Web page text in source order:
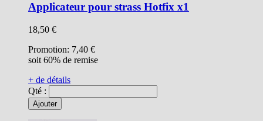
Applicateur pour strass Hotfix x1
18,50 €
Promotion: 7,40 €
soit 60% de remise
+ de détails
Qté :
Ajouter